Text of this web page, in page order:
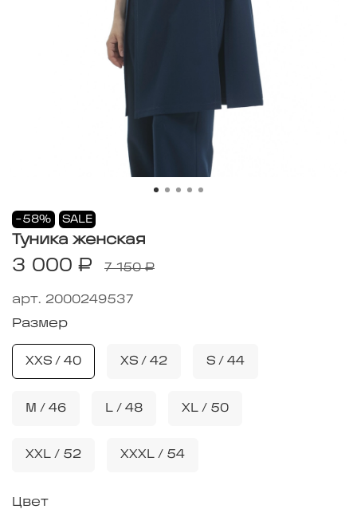
-58% SALE
арт. 2000249537
Туника женская
3 000 ₽ 7 150 ₽
Размер
XXS / 40 XS / 42 S / 44
M / 46 L / 48 XL / 50
XXL / 52 XXXL / 54
Цвет